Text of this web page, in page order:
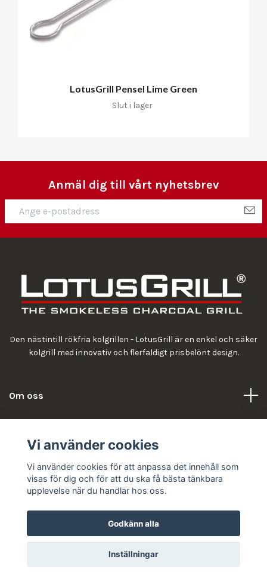
LotusGrill Pensel Lime Green
Slut i lager
Anmäl dig till vårt nyhetsbrev
Den nästintill rökfria kolgrillen - LotusGrill är en enkel och säker
kolgrill med innovativ och flerfaldigt prisbelönt design.
Om oss
© 2026 LotusGrill
Vi använder cookies
Vi använder cookies för att anpassa det innehåll som
visas för dig och för att du ska få bästa tänkbara
upplevelse när du handlar hos oss.
Godkänn alla
Inställningar